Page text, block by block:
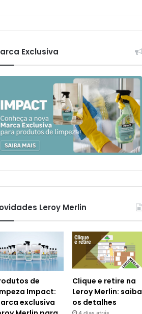
Exclusiva
Leroy Merlin
de
Impact:
exclusiva
Clique e retire na
Leroy Merlin: saiba
os detalhes